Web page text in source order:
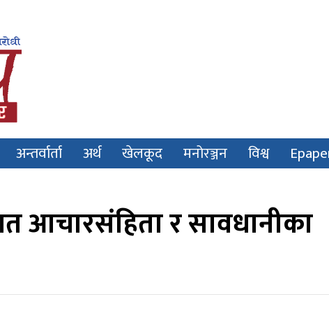
अन्तर्वार्ता अर्थ खेलकूद मनोरञ्जन विश्व
आचारसंहिता र सावधानीका